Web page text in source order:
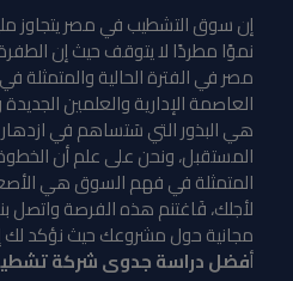
إن سوق التشطيب في مصر يتجاوز
نموًا مطردًا لا يتوقف حيث إن
مصر في الفترة الحالية والمتمثلة
العاصمة الإدارية والعلمين
هي البذور التي سَتساهم في
المستقبل، ونحن على علم أن
المتمثلة في فهم السوق هي
لأجلك، فَاغتنم هذه الفرصة واتصل
مجانية حول مشروعك حيث نؤكد لك
أفضل دراسة جدوى شركة